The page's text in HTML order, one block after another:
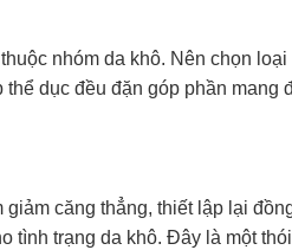
nhóm da khô. Nên chọn
dục đều đặn góp phần mang
giảm căng thẳng, thiết lập lại
tình trạng da khô. Đây là một